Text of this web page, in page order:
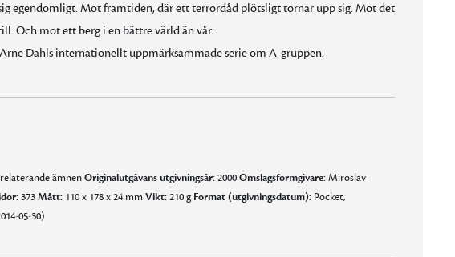
egendomligt. Mot framtiden, där ett terrordåd plötsligt tornar upp sig. Mot det
Och mot ett berg i en bättre värld än vår...
Dahls internationellt uppmärksammade serie om A-gruppen.
ämnenOriginalutgåvans utgivningsår:2000Omslagsformgivare:Miroslav
373Mått:110 x 178 x 24 mmVikt:210 g Format (utgivningsdatum):Pocket,
05-30)